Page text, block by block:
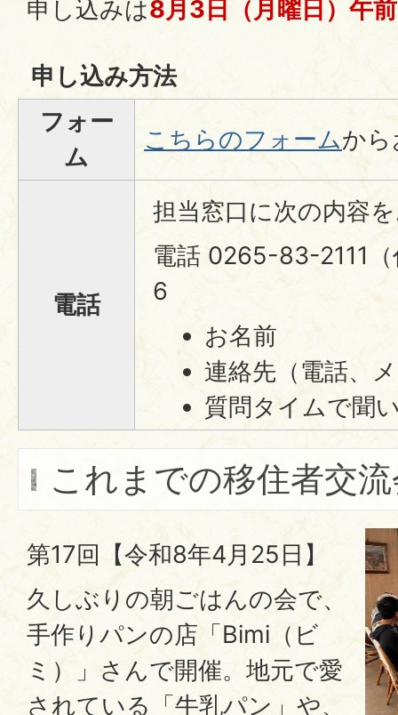
申し込みは8月3日（月曜日）午
申し込み方法
フォー
ム
こちらのフォームか
電話
担当窓口に次の内容
電話 0265-83-2111
6
お名前
連絡先（電話、
質問タイムで聞
これまでの移住者交
第17回【令和8年4月25日】
久しぶりの朝ごはんの会で、
手作りパンの店「Bimi（ビ
ミ）」さんで開催。地元で愛
されている「牛乳パン」や、